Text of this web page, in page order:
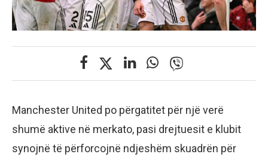
Manchester United po përgatitet për një verë
shumë aktive në merkato, pasi drejtuesit e klubit
synojnë të përforcojnë ndjeshëm skuadrën për